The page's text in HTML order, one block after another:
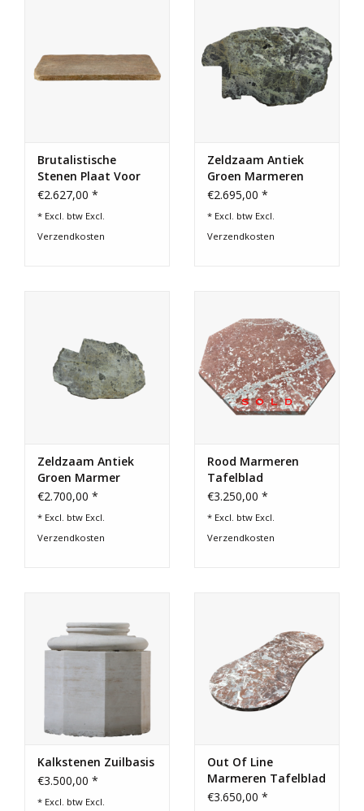
Brutalistische
Stenen Plaat Voor
Een Slow-Living
€2.627,00 *
* Excl. btw Excl.
Verzendkosten
Zeldzaam Antiek
Groen Marmeren
Fragment –
€2.695,00 *
* Excl. btw Excl.
Verzendkosten
Zeldzaam Antiek
Groen Marmer
Fragment –
€2.700,00 *
* Excl. btw Excl.
Verzendkosten
Rood Marmeren
Tafelblad
€3.250,00 *
* Excl. btw Excl.
Verzendkosten
Kalkstenen Zuilbasis
€3.500,00 *
* Excl. btw Excl.
Out Of Line
Marmeren Tafelblad
€3.650,00 *